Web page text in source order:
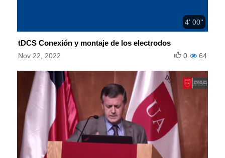
4' 00''
tDCS Conexión y montaje de los electrodos
Nov 22, 2022 64
0